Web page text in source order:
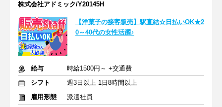
株式会社アドミック/Y20145H
【洋菓子の接客販売】駅直結☆日払いOK★2
0～40代の女性活躍♪
給与
時給1500円～ +交通費
シフト
週3日以上 1日8時間以上
雇用形態
派遣社員